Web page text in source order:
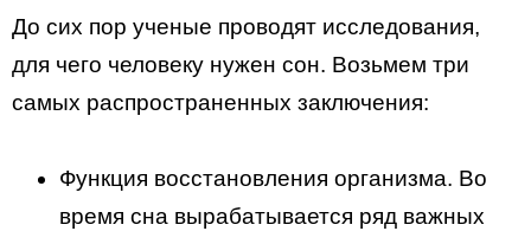
До сих пор ученые проводят исследования,
для чего человеку нужен сон. Возьмем три
самых распространенных заключения:
Функция восстановления организма. Во
время сна вырабатывается ряд важных